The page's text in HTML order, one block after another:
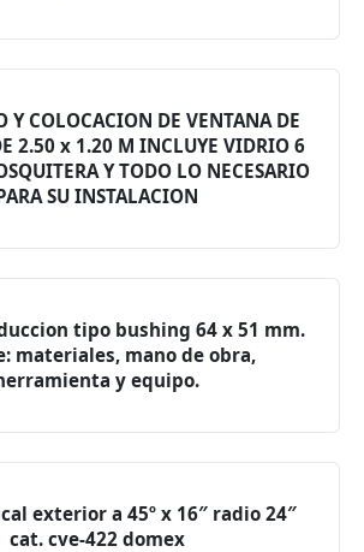
Y COLOCACION DE VENTANA DE
2.50 x 1.20 M INCLUYE VIDRIO 6
Y TODO LO NECESARIO
SU INSTALACION
tipo bushing 64 x 51 mm.
materiales, mano de obra,
y equipo.
exterior a 45º x 16″ radio 24″
cat. cve-422 domex